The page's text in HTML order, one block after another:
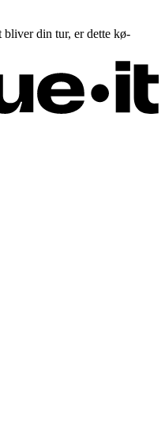
din tur, er dette kø-